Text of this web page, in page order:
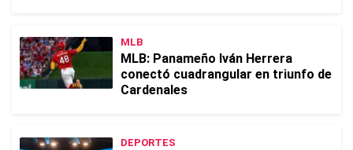
MLB
MLB: Panameño Iván Herrera
conectó cuadrangular en triunfo de
Cardenales
DEPORTES